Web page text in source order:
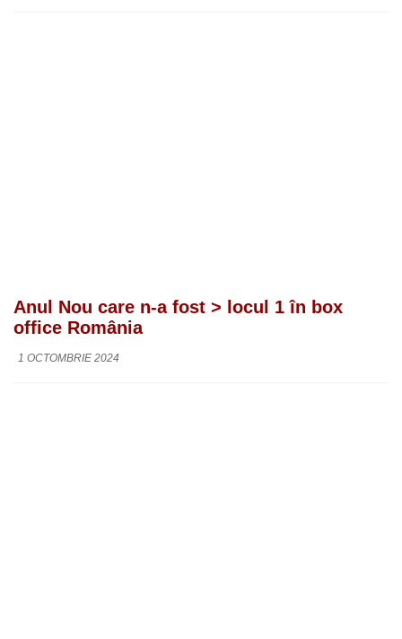
Anul Nou care n-a fost > locul 1 în box
office România
1 OCTOMBRIE 2024